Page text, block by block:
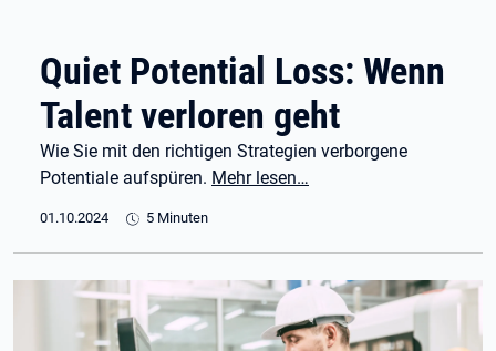
Quiet Potential Loss: Wenn
Talent verloren geht
Wie Sie mit den richtigen Strategien verborgene
Potentiale aufspüren. Mehr lesen…
01.10.2024 5 Minuten